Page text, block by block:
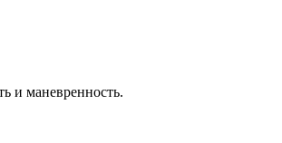
и маневренность.